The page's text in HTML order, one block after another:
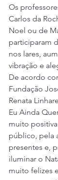
Os
Carlos da
Noel ou de
participaram
nos lares,
vibração e
De acordo
Fundação
Renata
Eu Ainda
muito
público, pela
presentes e,
iluminar o
muito felizes